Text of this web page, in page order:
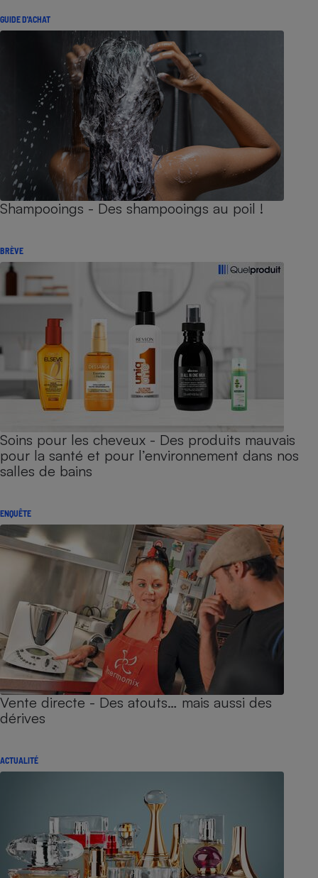
GUIDE D'ACHAT
Shampooings - Des shampooings au poil !
BRÈVE
Soins pour les cheveux - Des produits mauvais
pour la santé et pour l’environnement dans nos
salles de bains
ENQUÊTE
Vente directe - Des atouts… mais aussi des
dérives
ACTUALITÉ